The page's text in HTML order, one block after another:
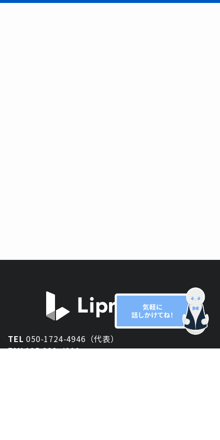
TEL050-1724-4946（代表）
FAX025-333-4900